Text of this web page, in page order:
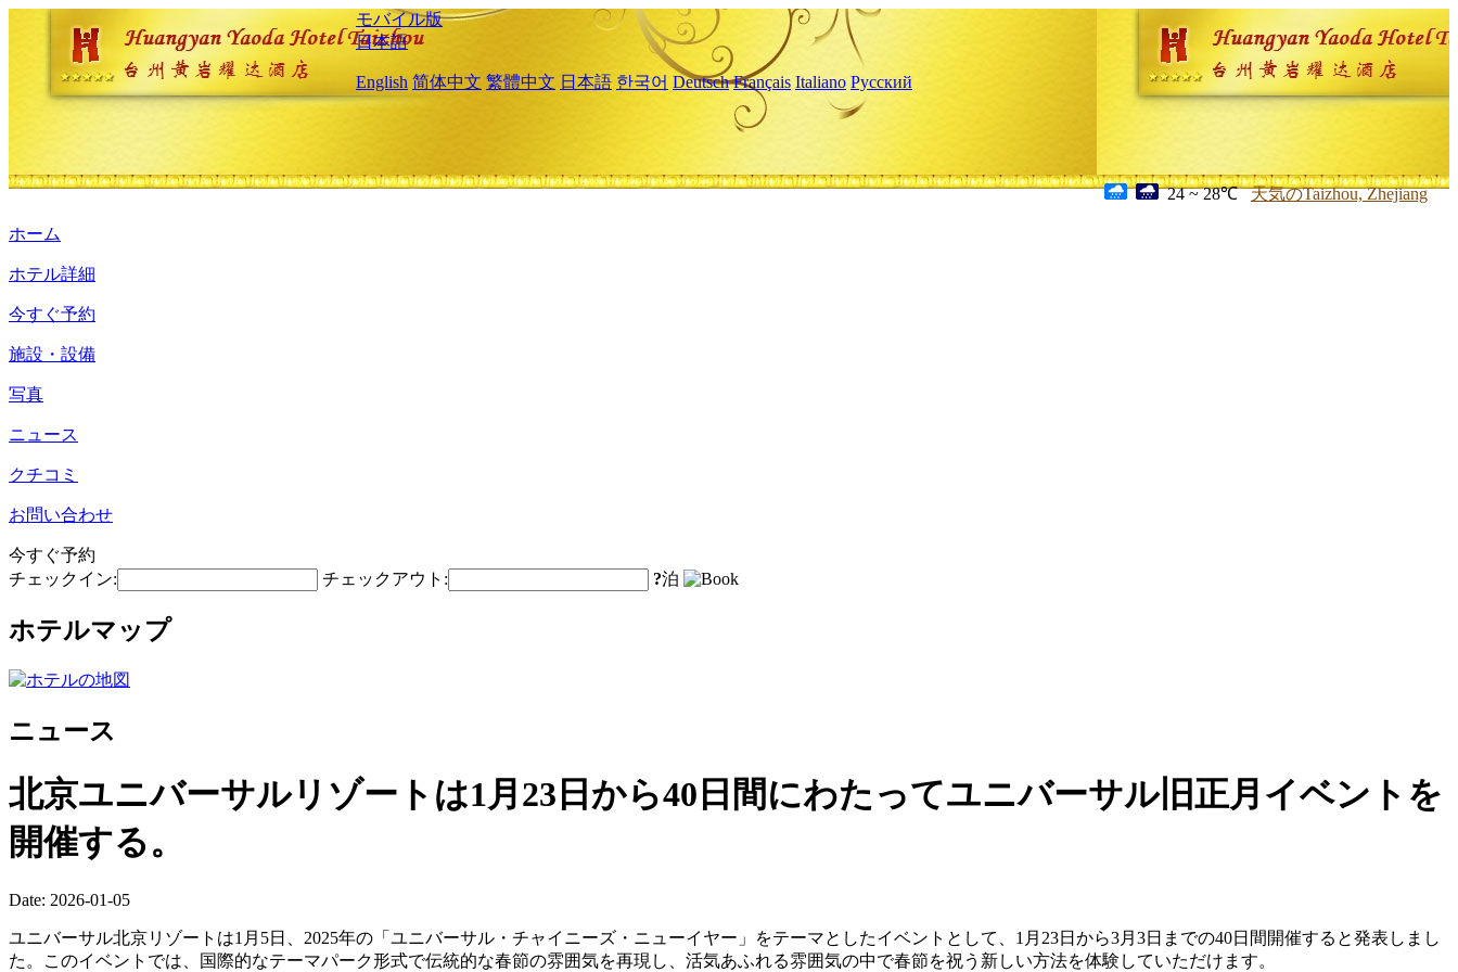
モバイル版
日本語
English 简体中文 繁體中文 日本語 한국어 Deutsch Français Italiano Русский
24 ~ 28℃ 天気のTaizhou, Zhejiang
ホーム
ホテル詳細
今すぐ予約
施設・設備
写真
ニュース
クチコミ
お問い合わせ
今すぐ予約
チェックイン:
チェックアウト: ?泊
ホテルマップ
ニュース
北京ユニバーサルリゾートは1月23日から40日間にわたってユニバーサル旧正月イベントを
開催する。
Date: 2026-01-05
ユニバーサル北京リゾートは1月5日、2025年の「ユニバーサル・チャイニーズ・ニューイヤー」をテーマとしたイベントとして、1月23日から3月3日までの40日間開催すると発表しまし
た。このイベントでは、国際的なテーマパーク形式で伝統的な春節の雰囲気を再現し、活気あふれる雰囲気の中で春節を祝う新しい方法を体験していただけます。